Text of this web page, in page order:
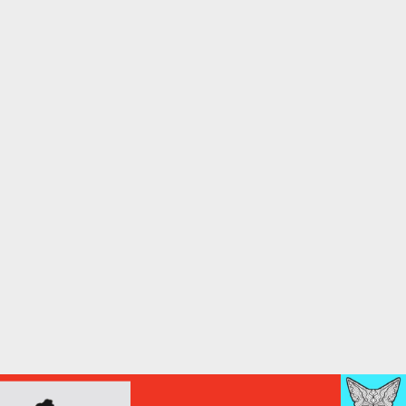
locale vous sont maintenant accessibles en un clic!